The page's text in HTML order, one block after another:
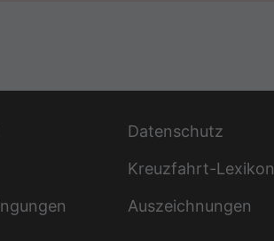
Datenschutz
Kreuzfahrt-Lexikon
Auszeichnungen